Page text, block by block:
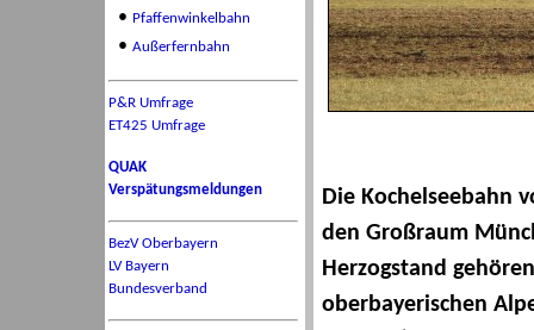
• Pfaffenwinkelbahn
• Außerfernbahn
P&R Umfrage
ET425 Umfrage
QUAK
Verspätungsmeldungen
BezV Oberbayern
LV Bayern
Bundesverband
Die Kochelseebahn
den Großraum
Herzogstand
oberbayerischen